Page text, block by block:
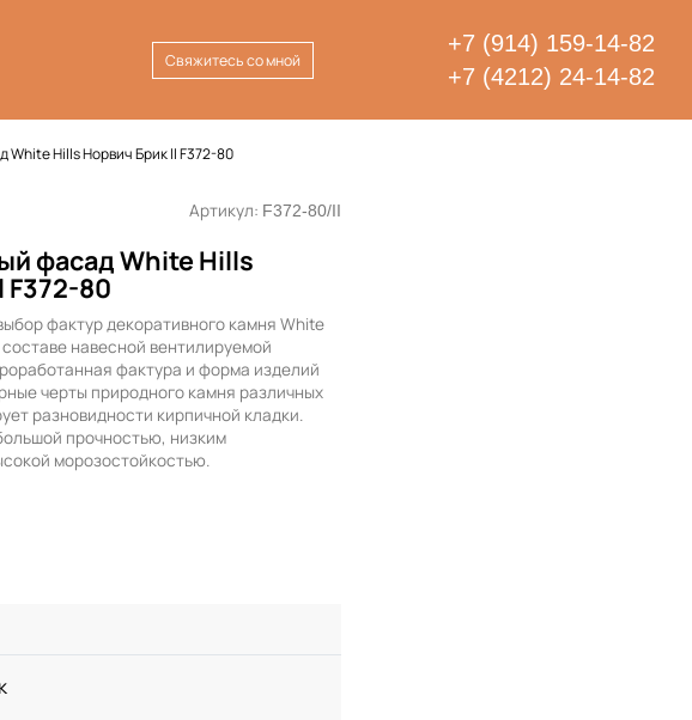
+7 (914) 159-14-82
+7 (4212) 24-14-82
Свяжитесь со мной
Hills Норвич Брик ll F372-80
Артикул: F372-80/II
фасад White Hills
F372-80
фактур декоративного камня White
навесной вентилируемой
фактура и форма изделий
черты природного камня различных
разновидности кирпичной кладки.
прочностью, низким
морозостойкостью.